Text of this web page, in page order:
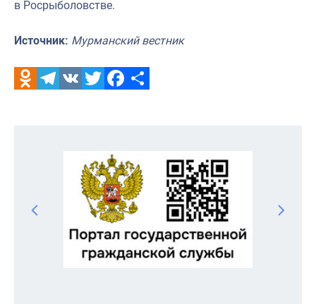
в Росрыболовстве.
Источник: Мурманский вестник